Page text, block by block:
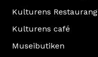
Kulturens Restaurang
Kulturens café
Museibutiken